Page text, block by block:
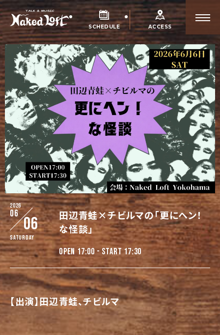
SCHEDULE ACCESS
2026
06
06
Saturday
田辺青蛙×チビルマの「更にヘン！
な怪談」
OPEN 17:00 - START 17:30
【出演】田辺青蛙、チビルマ